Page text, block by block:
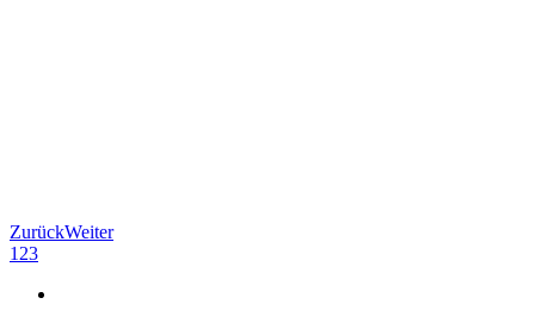
ZurückWeiter
1 23